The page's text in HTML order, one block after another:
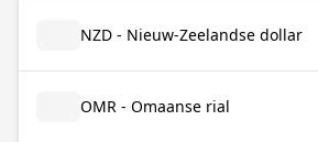
NZD - Nieuw-Zeelandse dollar
OMR - Omaanse rial